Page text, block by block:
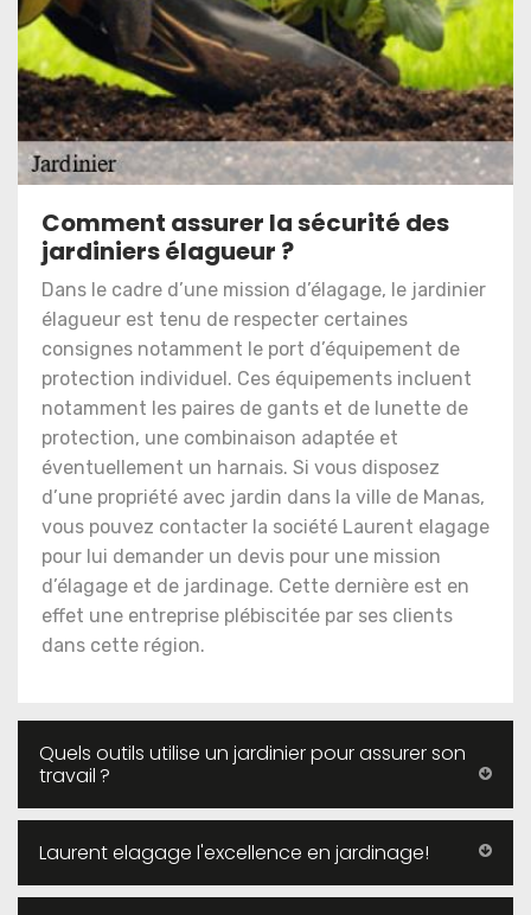
Comment assurer la sécurité des
jardiniers élagueur ?
Dans le cadre d’une mission d’élagage, le jardinier
élagueur est tenu de respecter certaines
consignes notamment le port d’équipement de
protection individuel. Ces équipements incluent
notamment les paires de gants et de lunette de
protection, une combinaison adaptée et
éventuellement un harnais. Si vous disposez
d’une propriété avec jardin dans la ville de Manas,
vous pouvez contacter la société Laurent elagage
pour lui demander un devis pour une mission
d’élagage et de jardinage. Cette dernière est en
effet une entreprise plébiscitée par ses clients
dans cette région.
Quels outils utilise un jardinier pour assurer son
travail ?
Laurent elagage l'excellence en jardinage!